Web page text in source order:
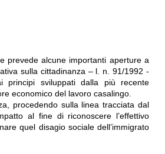
prevede alcune importanti aperture a
sulla cittadinanza – l. n. 91/1992 -
principi sviluppati dalla più recente
economico del lavoro casalingo.
procedendo sulla linea tracciata dal
al fine di riconoscere l’effettivo
quel disagio sociale dell’immigrato